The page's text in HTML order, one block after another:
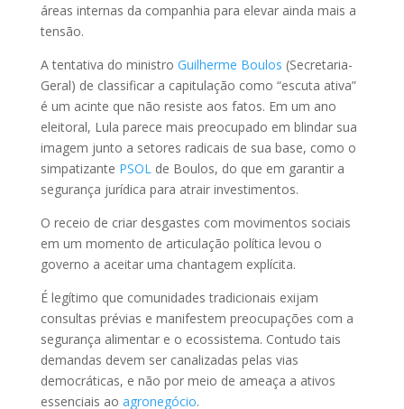
áreas internas da companhia para elevar ainda mais a
tensão.
A tentativa do ministro Guilherme Boulos (Secretaria-
Geral) de classificar a capitulação como “escuta ativa”
é um acinte que não resiste aos fatos. Em um ano
eleitoral, Lula parece mais preocupado em blindar sua
imagem junto a setores radicais de sua base, como o
simpatizante PSOLde Boulos, do que em garantir a
segurança jurídica para atrair investimentos.
O receio de criar desgastes com movimentos sociais
em um momento de articulação política levou o
governo a aceitar uma chantagem explícita.
É legítimo que comunidades tradicionais exijam
consultas prévias e manifestem preocupações com a
segurança alimentar e o ecossistema. Contudo tais
demandas devem ser canalizadas pelas vias
democráticas, e não por meio de ameaça a ativos
essenciais ao agronegócio.